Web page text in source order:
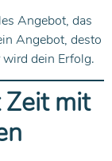
Angebot, das
Angebot, desto
dein Erfolg.
mit